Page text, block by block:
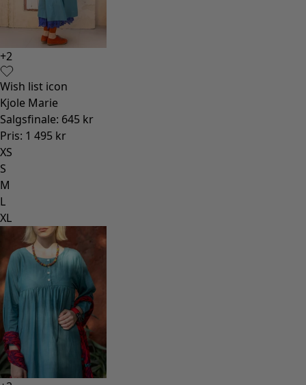
+2
Wish list icon
Kjole Marie
Salgsfinale: 645 kr
Pris: 1 495 kr
XS
S
M
L
XL